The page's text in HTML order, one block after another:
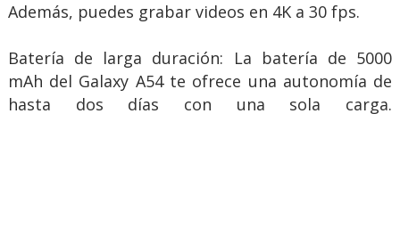
Además, puedes grabar videos en 4K a 30 fps.
Batería de larga duración: La batería de 5000
mAh del Galaxy A54 te ofrece una autonomía de
hasta dos días con una sola carga.